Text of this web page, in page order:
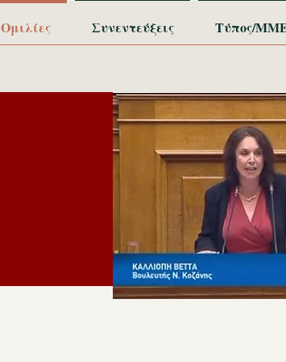
Ομιλίες Συνεντεύξεις Τύπος/